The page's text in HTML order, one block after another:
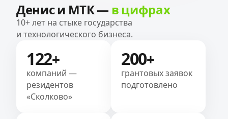
Денис и МТК — в цифрах
10+ лет на стыке государства
и технологического бизнеса.
122+
компаний —
резидентов
«Сколково»
200+
грантовых заявок
подготовлено